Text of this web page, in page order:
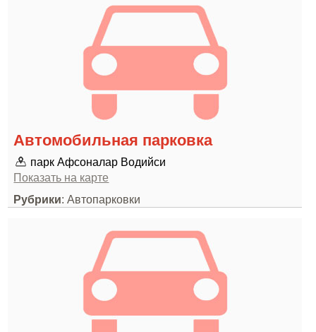
Автомобильная парковка
парк Афсоналар Водийси
Показать на карте
Рубрики: Автопарковки